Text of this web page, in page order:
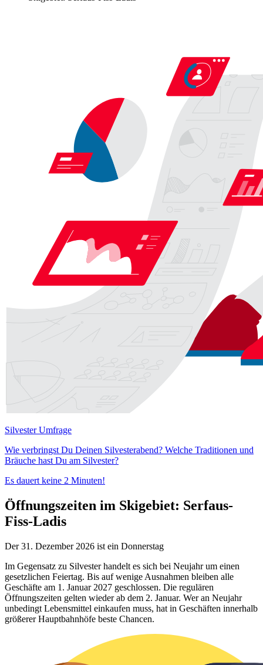
Silvester Umfrage
Wie verbringst Du Deinen Silvesterabend? Welche Traditionen und
Bräuche hast Du am Silvester?
Es dauert keine 2 Minuten!
Öffnungszeiten im Skigebiet: Serfaus-
Fiss-Ladis
Der 31. Dezember 2026 ist ein Donnerstag
Im Gegensatz zu Silvester handelt es sich bei Neujahr um einen
gesetzlichen Feiertag. Bis auf wenige Ausnahmen bleiben alle
Geschäfte am 1. Januar 2027 geschlossen. Die regulären
Öffnungszeiten gelten wieder ab dem 2. Januar. Wer an Neujahr
unbedingt Lebensmittel einkaufen muss, hat in Geschäften innerhalb
größerer Hauptbahnhöfe beste Chancen.